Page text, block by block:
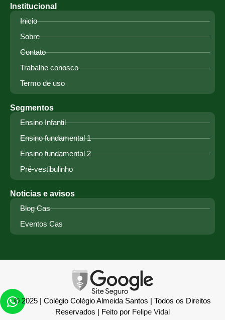
Institucional
Inicio
Sobre
Contato
Trabalhe conosco
Termo de uso
Segmentos
Ensino Infantil
Ensino fundamental 1
Ensino fundamental 2
Pré-vestibulinho
Noticias e avisos
Blog Cas
Eventos Cas
© 2025 | Colégio Colégio Almeida Santos | Todos os Direitos
Reservados | Feito por Felipe Vidal